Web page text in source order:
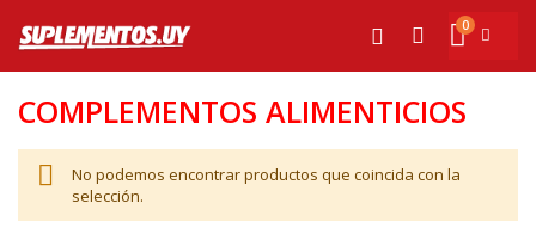
al
contenido
Mi cesta
0
Buscar
COMPLEMENTOS ALIMENTICIOS
No podemos encontrar productos que coincida con la
selección.